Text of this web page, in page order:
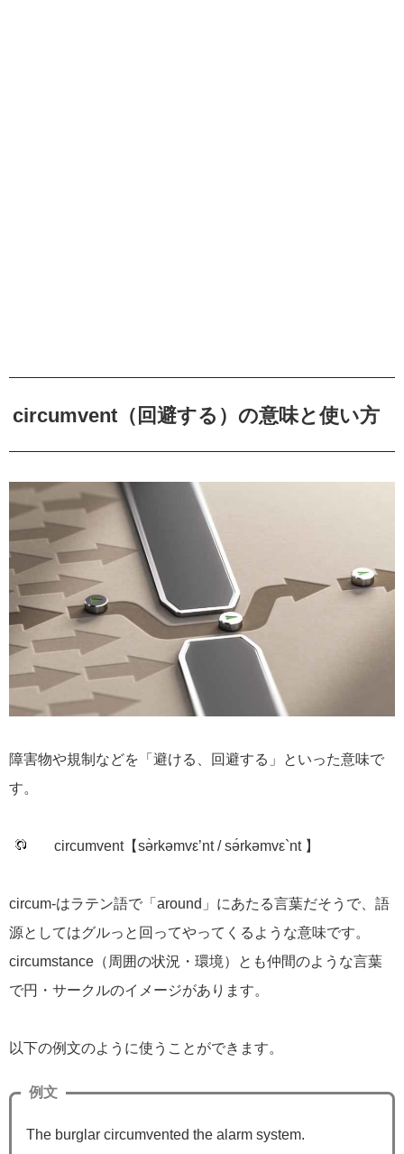
circumvent（回避する）の意味と使い方
障害物や規制などを「避ける、回避する」といった意味で
す。
circumvent【sə̀rkəmvε’nt / sə́rkəmvε`nt 】
circum-はラテン語で「around」にあたる言葉だそうで、語
源としてはグルっと回ってやってくるような意味です。
circumstance（周囲の状況・環境）とも仲間のような言葉
で円・サークルのイメージがあります。
以下の例文のように使うことができます。
例文
The burglar circumvented the alarm system.